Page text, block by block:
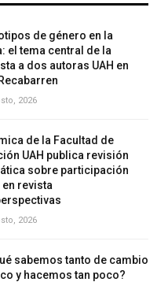
de género en la
el tema central de la
a dos autoras UAH en
2026
de la Facultad de
UAH publica revisión
sobre participación
revista
2026
sabemos tanto de cambio
y hacemos tan poco?